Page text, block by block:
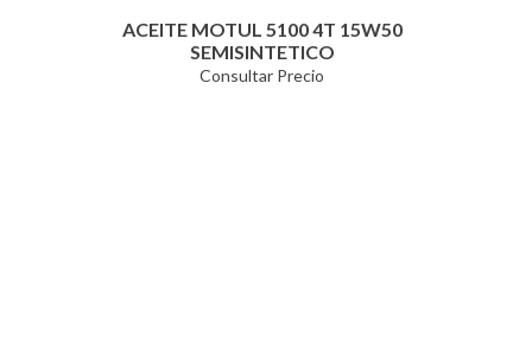
ACEITE MOTUL 5100 4T 15W50
SEMISINTETICO
Consultar Precio